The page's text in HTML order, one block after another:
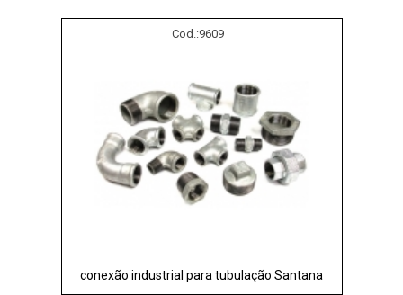
Cod.:9609
conexão industrial para tubulação Santana